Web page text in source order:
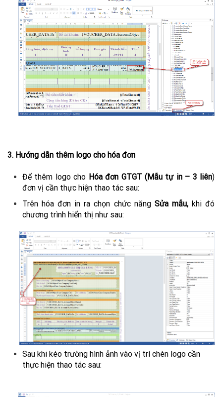
3. Hướng dẫn thêm logo cho hóa đơn
Để thêm logo cho Hóa đơn GTGT (Mẫu tự in – 3 liên)
đơn vị cần thực hiện thao tác sau:
Trên hóa đơn in ra chọn chức năng Sửa mẫu, khi đó
chương trình hiển thị như sau:
Sau khi kéo trường hình ảnh vào vị trí chèn logo cần
thực hiện thao tác sau: